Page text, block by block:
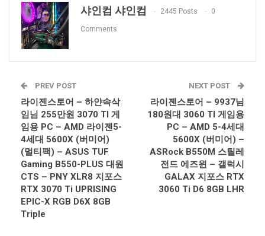
샤인컴 샤인컴 2445 Posts 0
Comments
PREV POST
라이젠스토어 – 하얀속삭
임님 255만원 3070 TI 게
임용 PC – AMD 라이젠5-
4세대 5600X (버미어)
(멀티팩) – ASUS TUF
Gaming B550-PLUS 대원
CTS – PNY XLR8 지포스
RTX 3070 Ti UPRISING
EPIC-X RGB D6X 8GB
Triple
NEXT POST
라이젠스토어 – 9937님
180원대 3060 TI 게임용
PC – AMD 5-4세대
5600X (버미어) –
ASRock B550M 스틸레
전드 에즈윈 – 갤럭시
GALAX 지포스 RTX
3060 Ti D6 8GB LHR